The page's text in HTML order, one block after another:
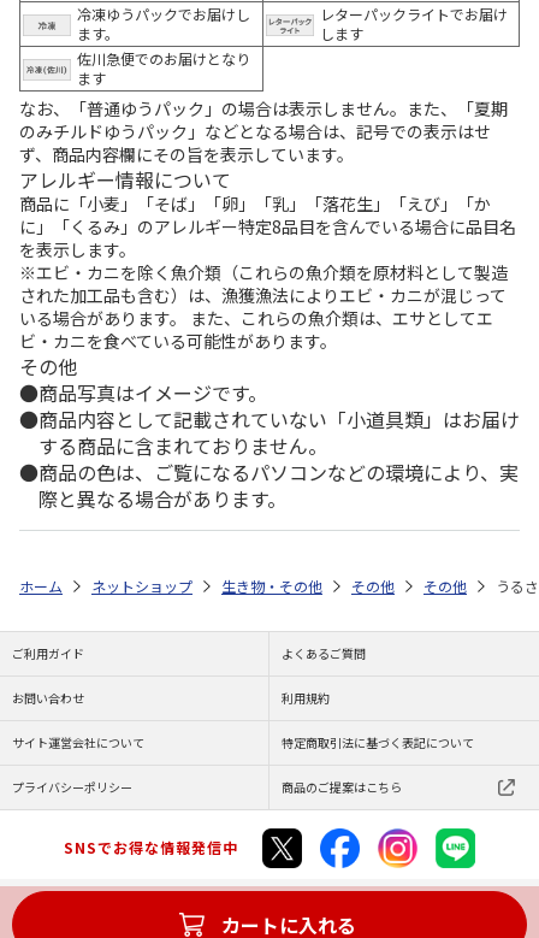
冷凍ゆうパックでお届けし
ます。
レターパックライトでお届け
します
佐川急便でのお届けとなり
ます
なお、「普通ゆうパック」の場合は表示しません。また、「夏期
のみチルドゆうパック」などとなる場合は、記号での表示はせ
ず、商品内容欄にその旨を表示しています。
アレルギー情報について
商品に「小麦」「そば」「卵」「乳」「落花生」「えび」「か
に」「くるみ」のアレルギー特定8品目を含んでいる場合に品目名
を表示します。
※エビ・カニを除く魚介類（これらの魚介類を原材料として製造
された加工品も含む）は、漁獲漁法によりエビ・カニが混じって
いる場合があります。 また、これらの魚介類は、エサとしてエ
ビ・カニを食べている可能性があります。
その他
商品写真はイメージです。
商品内容として記載されていない「小道具類」はお届け
する商品に含まれておりません。
商品の色は、ご覧になるパソコンなどの環境により、実
際と異なる場合があります。
カートに入れる
ホーム ネットショップ 生き物・その他 その他 その他 うる
ご利用ガイド よくあるご質問
お問い合わせ 利用規約
サイト運営会社について 特定商取引法に基づく表記について
プライバシーポリシー 商品のご提案はこちら
SNSでお得な情報発信中